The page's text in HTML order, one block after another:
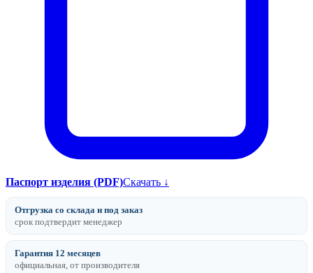
Паспорт изделия (PDF)Скачать ↓
Отгрузка со склада и под заказ
срок подтвердит менеджер
Гарантия 12 месяцев
официальная, от производителя